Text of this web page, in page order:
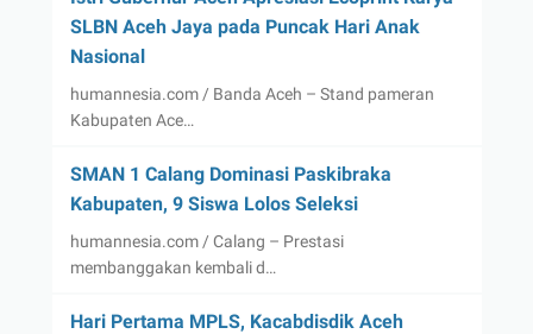
SLBN Aceh Jaya pada Puncak Hari Anak
Nasional
humannesia.com / Banda Aceh – Stand pameran
Kabupaten Ace…
SMAN 1 Calang Dominasi Paskibraka
Kabupaten, 9 Siswa Lolos Seleksi
humannesia.com / Calang – Prestasi
membanggakan kembali d…
Hari Pertama MPLS, Kacabdisdik Aceh